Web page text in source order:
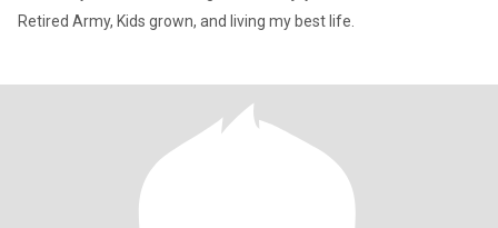
Retired Army, Kids grown, and living my best life.